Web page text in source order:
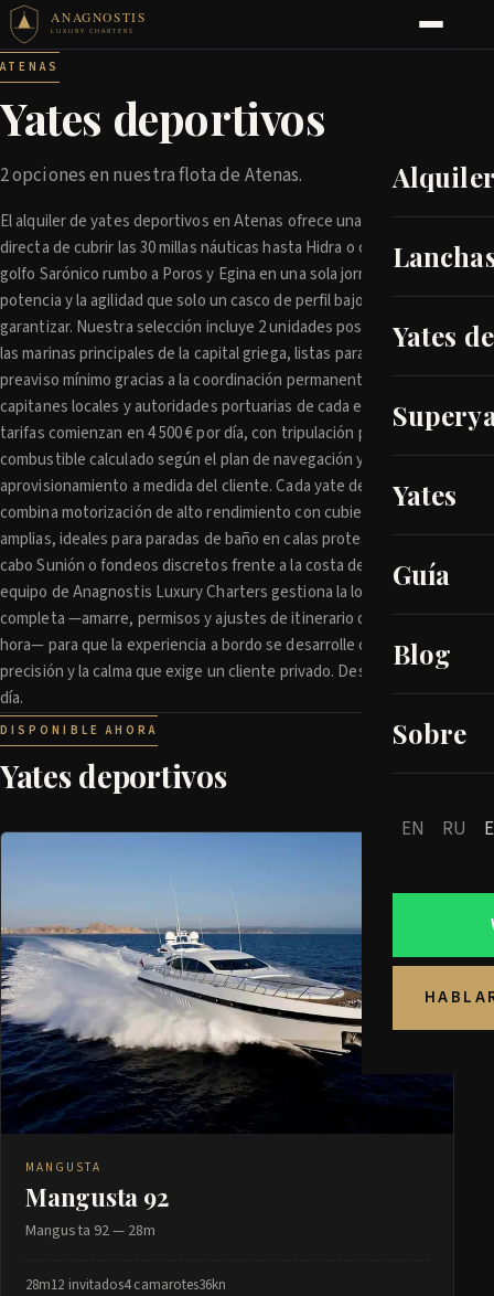
ANAGNOSTIS
LUXURY CHARTERS
Yates
Yates
Guía
Blog
Sobre
EN RU
ATENAS
Yates deportivos
2 opciones en nuestra flota de Atenas.
El alquiler de yates deportivos en Atenas ofrece una forma
directa de cubrir las 30 millas náuticas hasta Hidra o cruzar el
golfo Sarónico rumbo a Poros y Egina en una sola jornada, con la
potencia y la agilidad que solo un casco de perfil bajo puede
garantizar. Nuestra selección incluye 2 unidades posicionadas en
las marinas principales de la capital griega, listas para zarpar con
preaviso mínimo gracias a la coordinación permanente con
capitanes locales y autoridades portuarias de cada escala. Las
tarifas comienzan en 4 500 € por día, con tripulación profesional,
combustible calculado según el plan de navegación y
aprovisionamiento a medida del cliente. Cada yate deportivo
combina motorización de alto rendimiento con cubiertas de popa
amplias, ideales para paradas de baño en calas protegidas del
cabo Sunión o fondeos discretos frente a la costa de Agistri. El
equipo de Anagnostis Luxury Charters gestiona la logística
completa —amarre, permisos y ajustes de itinerario de última
hora— para que la experiencia a bordo se desarrolle con la
precisión y la calma que exige un cliente privado. Desde €4500 al
día.
DISPONIBLE AHORA
Yates deportivos
MANGUSTA
Mangusta 92
Mangusta 92 — 28m
28m12 invitados4 camarotes36kn